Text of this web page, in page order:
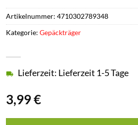
3,99€
Lieferzeit: Lieferzeit 1-5 Tage
Artikelnummer: 4710302789348
Kategorie: Gepäckträger